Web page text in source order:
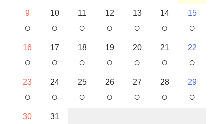
9
○
10
○
11
○
12
○
13
○
14
○
15
○
16
○
17
○
18
○
19
○
20
○
21
○
22
○
23
○
24
○
25
○
26
○
27
○
28
○
29
○
30 31